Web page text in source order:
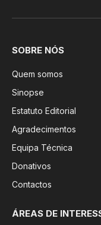
SOBRE NÓS
Quem somos
Sinopse
Estatuto Editorial
Agradecimentos
Equipa Técnica
Donativos
Contactos
ÁREAS DE